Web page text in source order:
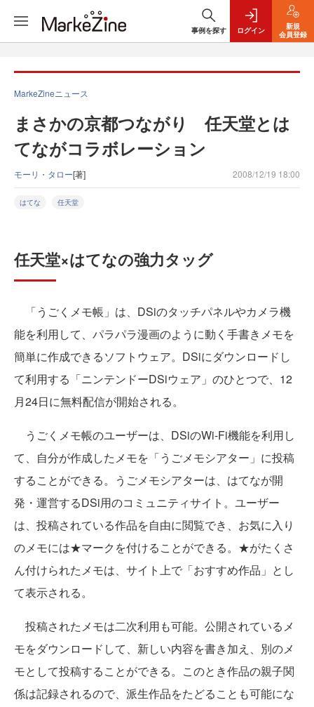
事例を探す ログイン
新規
会員登録
MarkeZineニュース
まさかの京都つながり 任天堂とは
てながコラボレーション
モーリ・タロー[著] 2008/12/19 18:00
はてな 任天堂
任天堂×はてなの強力タッグ
「うごくメモ帳」は、DSiのタッチパネルやカメラ機
能を利用して、パラパラ漫画のように動く手書きメモを
簡単に作成できるソフトウェア。DSiにダウンロードし
て利用する「ニンテンドーDSiウェア」のひとつで、12
月24日に無料配信が開始される。
うごくメモ帳のユーザーは、DSiのWi-Fi機能を利用し
て、自分が作成したメモを「うごメモシアター」に投稿
することができる。うごメモシアターは、はてなが開
発・運営するDSi用のコミュニティサイト。ユーザー
は、投稿されている作品を自由に閲覧でき、お気に入り
のメモには★マークを付けることができる。★がたくさ
ん付けられたメモは、サイト上で「おすすめ作品」とし
て表示される。
投稿されたメモは二次利用も可能。公開されているメ
モをダウンロードして、新しい内容を書き加え、別のメ
モとして投稿することができる。このとき作品の親子関
係は記録されるので、派生作品をたどることも可能にな